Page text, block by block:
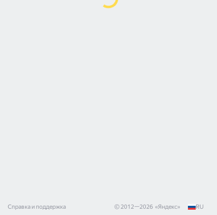
Справка и поддержка © 2012—2026 «Яндекс» RU